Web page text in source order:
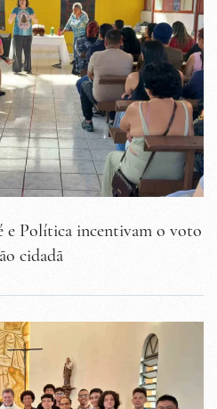
e Política incentivam o voto
cidadã